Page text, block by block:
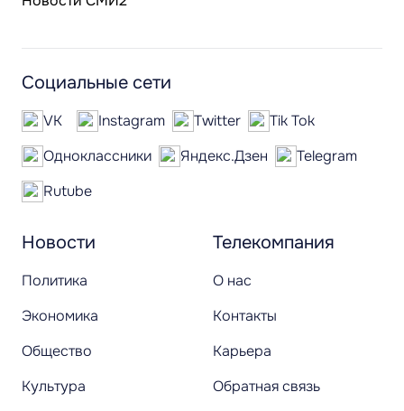
Новости
Политика
Экономика
Общество
Культура
Телекомпания
О нас
Контакты
Карьера
Обратная связь
Социальные сети
VK Instagram Twitter
Tik Tok
Одноклассники
Яндекс.Дзен
Telegram
Rutube